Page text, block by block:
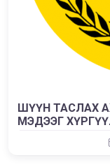
ШҮҮН ТАСЛАХ
МЭДЭЭГ